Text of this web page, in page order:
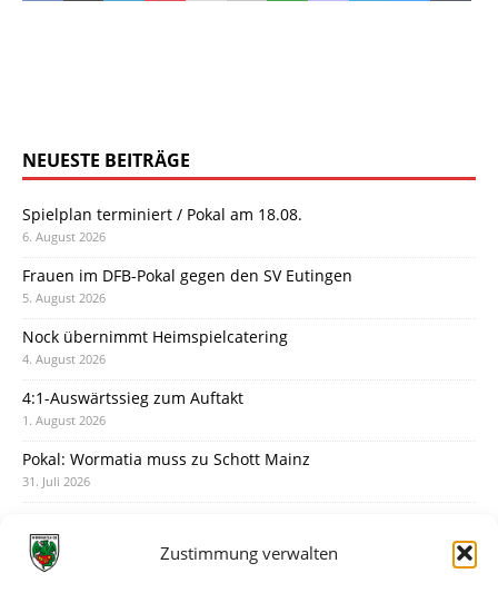
Zustimmung verwalten
NEUESTE BEITRÄGE
Spielplan terminiert / Pokal am 18.08.
6. August 2026
Frauen im DFB-Pokal gegen den SV Eutingen
5. August 2026
Nock übernimmt Heimspielcatering
4. August 2026
4:1-Auswärtssieg zum Auftakt
1. August 2026
Pokal: Wormatia muss zu Schott Mainz
31. Juli 2026
30. Juli 2026